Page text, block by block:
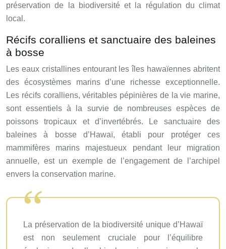
préservation de la biodiversité et la régulation du climat
local.
Récifs coralliens et sanctuaire des baleines
à bosse
Les eaux cristallines entourant les îles hawaïennes abritent
des écosystèmes marins d’une richesse exceptionnelle.
Les récifs coralliens, véritables pépinières de la vie marine,
sont essentiels à la survie de nombreuses espèces de
poissons tropicaux et d’invertébrés. Le sanctuaire des
baleines à bosse d’Hawaï, établi pour protéger ces
mammifères marins majestueux pendant leur migration
annuelle, est un exemple de l’engagement de l’archipel
envers la conservation marine.
La préservation de la biodiversité unique d’Hawaï
est non seulement cruciale pour l’équilibre